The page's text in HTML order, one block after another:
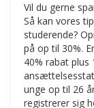
Vil du gerne
Så kan vores
studerende?
på op til 30%.
40% rabat
unge op til 26
registrerer sig